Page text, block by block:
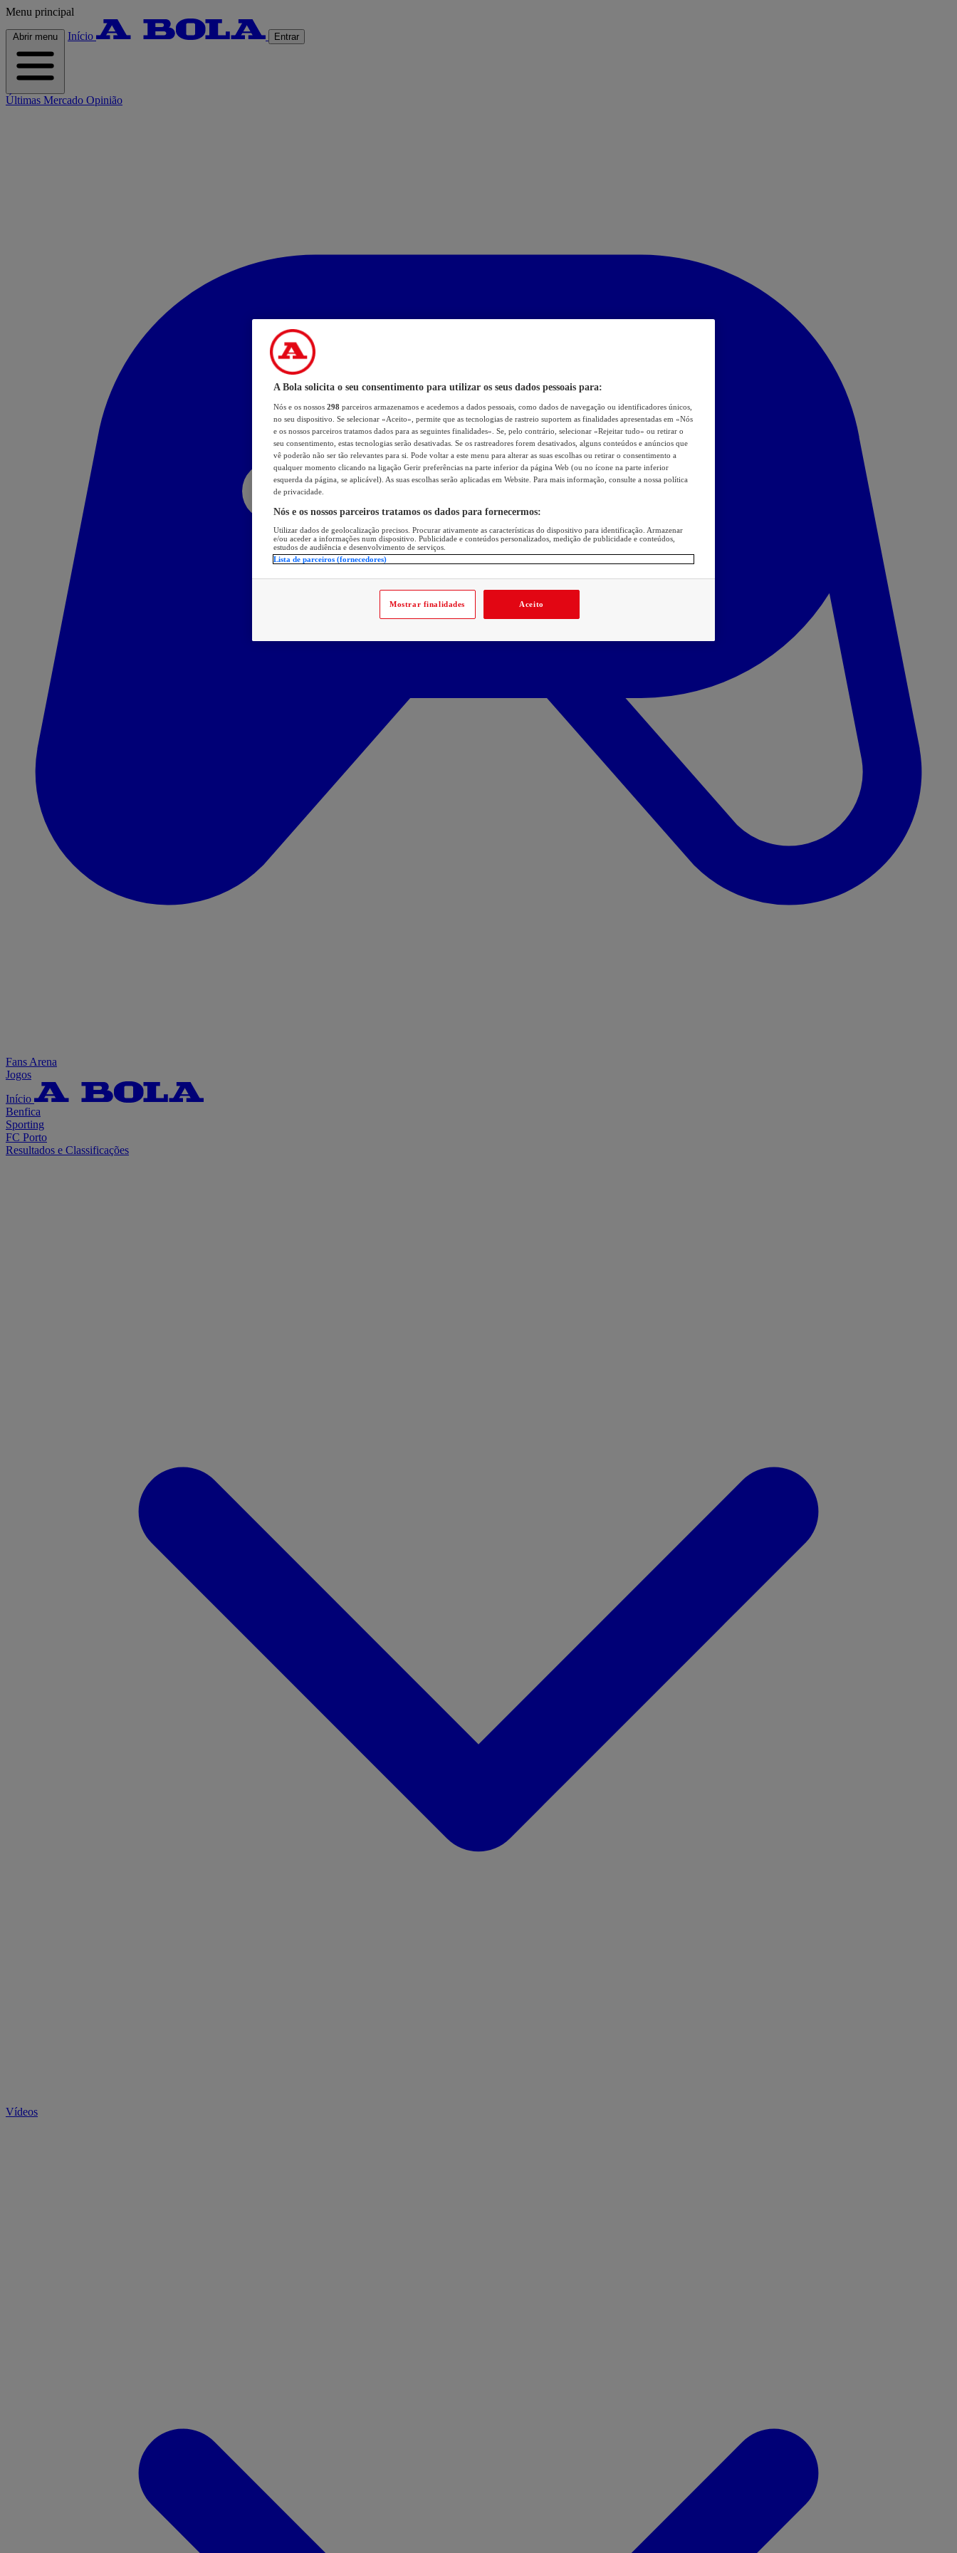
Menu principal
Abrir menu Início Entrar
Últimas Mercado Opinião
Fans Arena
Jogos
Início
Benfica
Sporting
FC Porto
Resultados e Classificações
Vídeos
A Bola solicita o seu consentimento para utilizar os seus dados pessoais para:
Nós e os nossos 298 parceiros armazenamos e acedemos a dados pessoais, como dados de navegação ou identificadores únicos,
no seu dispositivo. Se selecionar «Aceito», permite que as tecnologias de rastreio suportem as finalidades apresentadas em «Nós
e os nossos parceiros tratamos dados para as seguintes finalidades». Se, pelo contrário, selecionar «Rejeitar tudo» ou retirar o
seu consentimento, estas tecnologias serão desativadas. Se os rastreadores forem desativados, alguns conteúdos e anúncios que
vê poderão não ser tão relevantes para si. Pode voltar a este menu para alterar as suas escolhas ou retirar o consentimento a
qualquer momento clicando na ligação Gerir preferências na parte inferior da página Web (ou no ícone na parte inferior
esquerda da página, se aplicável). As suas escolhas serão aplicadas em Website. Para mais informação, consulte a nossa política
de privacidade.
Nós e os nossos parceiros tratamos os dados para fornecermos:
Utilizar dados de geolocalização precisos. Procurar ativamente as características do dispositivo para identificação. Armazenar
e/ou aceder a informações num dispositivo. Publicidade e conteúdos personalizados, medição de publicidade e conteúdos,
estudos de audiência e desenvolvimento de serviços.
Lista de parceiros (fornecedores)
Mostrar finalidades Aceito